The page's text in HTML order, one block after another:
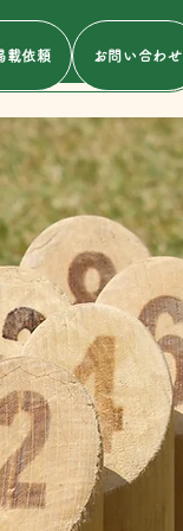
載依頼 お問い合わせ